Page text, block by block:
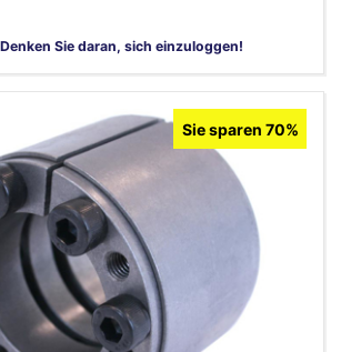
Sie daran, sich einzuloggen!
Sie sparen 70%